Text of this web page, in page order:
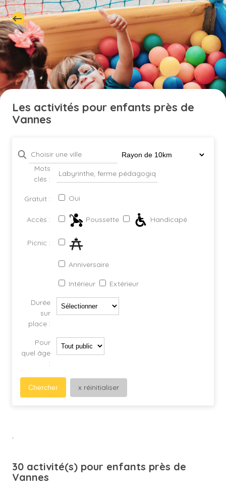
Les activités pour enfants près de
Vannes
Mots
clés :
Gratuit : Oui
Accès : Poussette Handicapé
Picnic :
Anniversaire
Intérieur Extérieur
Durée
sur
place :
Pour
quel âge
:
Chercher x réinitialiser
.
30 activité(s) pour enfants près de
Vannes